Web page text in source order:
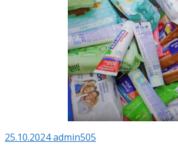
25.10.2024admin505